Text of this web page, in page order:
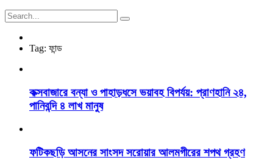
Tag: ফান্ড
কক্সবাজারে বন্যা ও পাহাড়ধসে ভয়াবহ বিপর্যয়: প্রাণহানি ২৪,
পানিবন্দি ৪ লাখ মানুষ
ফটিকছড়ি আসনের সাংসদ সরোয়ার আলমগীরের শপথ গ্রহণ